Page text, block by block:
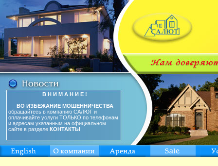
В Н И М А Н И Е !
ВО ИЗБЕЖАНИЕ МОШЕННИЧЕСТВА
обращайтесь в компанию САЛЮТ и
оплачивайте услуги ТОЛЬКО по телефонам
и адресам указанным на официальном
сайте в разделе КОНТАКТЫ